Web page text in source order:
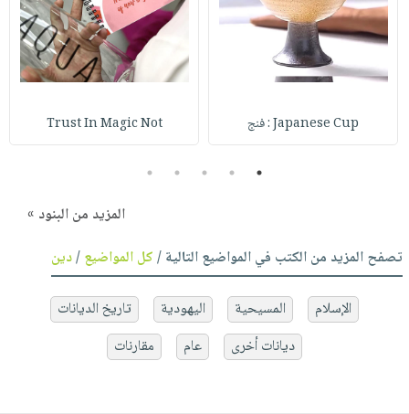
Japanese Cup : فنج Trust In Magic Not
1
2
3
4
5
المزيد من البنود »
تصفح المزيد من الكتب في المواضيع التالية /كل المواضيع/دين
الإسلام المسيحية اليهودية
تاريخ الديانات
ديانات أخرى
عام مقارنات